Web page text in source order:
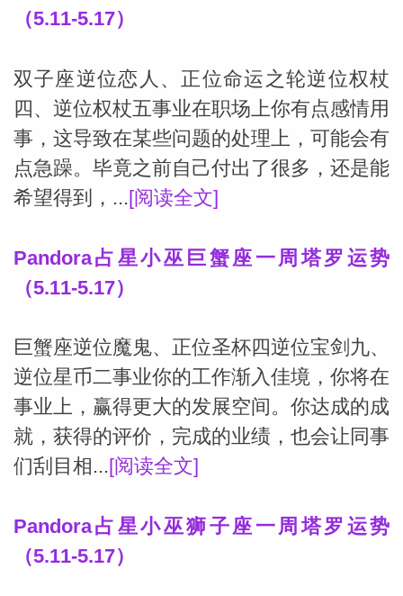
（5.11-5.17）
双子座逆位恋人、正位命运之轮逆位权杖
四、逆位权杖五事业在职场上你有点感情用
事，这导致在某些问题的处理上，可能会有
点急躁。毕竟之前自己付出了很多，还是能
希望得到，...[阅读全文]
Pandora占星小巫巨蟹座一周塔罗运势
（5.11-5.17）
巨蟹座逆位魔鬼、正位圣杯四逆位宝剑九、
逆位星币二事业你的工作渐入佳境，你将在
事业上，赢得更大的发展空间。你达成的成
就，获得的评价，完成的业绩，也会让同事
们刮目相...[阅读全文]
Pandora占星小巫狮子座一周塔罗运势
（5.11-5.17）